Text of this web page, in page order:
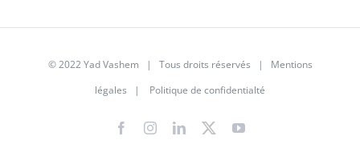
© 2022 Yad Vashem | Tous droits réservés | Mentions
légales | Politique de confidentialté
FacebookInstagramLinkedIn
X YouTube